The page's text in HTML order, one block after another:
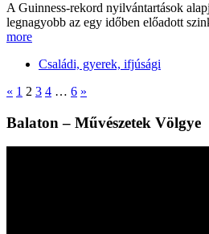
A Guinness-rekord nyilvántartások
legnagyobb az egy időben előadott
more
Családi, gyerek, ifjúsági
« 1 2 3 4 … 6 »
Balaton – Művészetek Völgye